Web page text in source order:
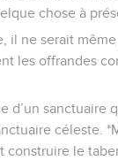
chose à
il ne serait
les offrandes
d’un sanctuaire
céleste.
construire le